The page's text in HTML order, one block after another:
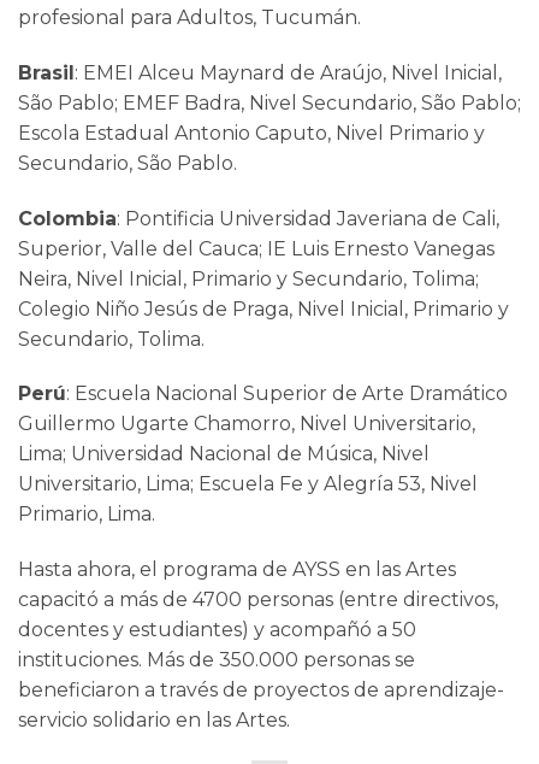
profesional para Adultos, Tucumán.
Brasil: EMEI Alceu Maynard de Araújo, Nivel Inicial,
São Pablo; EMEF Badra, Nivel Secundario, São Pablo;
Escola Estadual Antonio Caputo, Nivel Primario y
Secundario, São Pablo.
Colombia: Pontificia Universidad Javeriana de Cali,
Superior, Valle del Cauca; IE Luis Ernesto Vanegas
Neira, Nivel Inicial, Primario y Secundario, Tolima;
Colegio Niño Jesús de Praga, Nivel Inicial, Primario y
Secundario, Tolima.
Perú: Escuela Nacional Superior de Arte Dramático
Guillermo Ugarte Chamorro, Nivel Universitario,
Lima; Universidad Nacional de Música, Nivel
Universitario, Lima; Escuela Fe y Alegría 53, Nivel
Primario, Lima.
Hasta ahora, el programa de AYSS en las Artes
capacitó a más de 4700 personas (entre directivos,
docentes y estudiantes) y acompañó a 50
instituciones. Más de 350.000 personas se
beneficiaron a través de proyectos de aprendizaje-
servicio solidario en las Artes.